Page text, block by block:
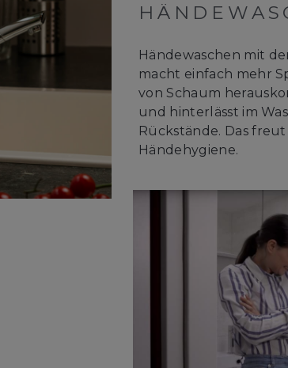
Händewaschen mit
macht einfach mehr
von Schaum
und hinterlässt im
Rückstände. Das
Händehygiene.